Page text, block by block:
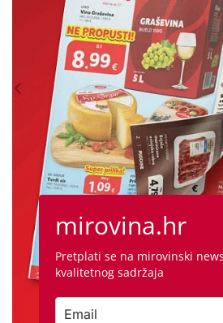
mirovina.hr
Pretplati se na mirovinski
kvalitetnog sadržaja